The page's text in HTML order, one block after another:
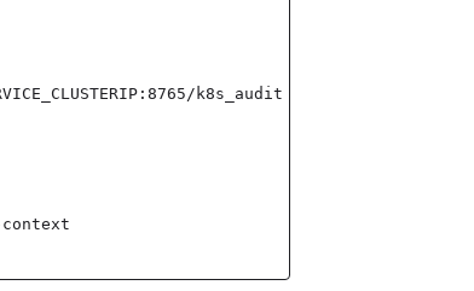
k8s_audit